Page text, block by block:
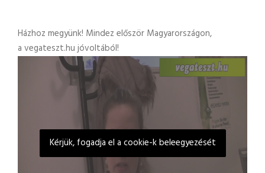
Házhoz megyünk! Mindez először Magyarországon,
a vegateszt.hu jóvoltából!
Kérjük, fogadja el a cookie-k beleegyezését